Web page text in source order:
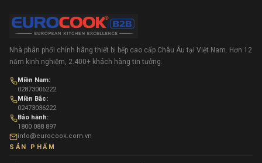
Nhà phân phối chính hãng thiết bị bếp cao cấp Châu Âu tại Việt Nam. Hơn 12
năm kinh nghiệm, 2.400+ khách hàng tin tưởng.
Miền Nam:
02873006222
Miền Bắc:
02473036222
Bảo hành:
1800 088 897
info@eurocook.com.vn
SẢN PHẨM